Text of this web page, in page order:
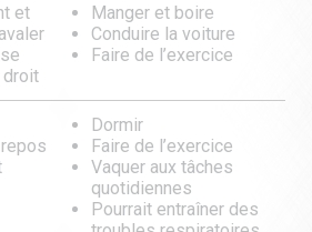
et
droit
Manger et boire
Conduire la voiture
Faire de l’exercice
Dormir
Faire de l’exercice
Vaquer aux tâches
quotidiennes
Pourrait entraîner des